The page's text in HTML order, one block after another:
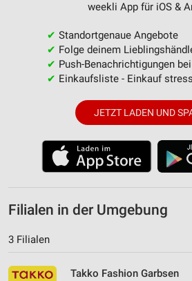
weekli App für iOS &
✔ Standortgenaue Angebote
✔ Folge deinem
✔ Push-Benachrichtigungen
✔ Einkaufsliste - Einkauf
JETZT LADEN UND
Filialen in der Umgebung
3 Filialen
Takko Fashion Garbsen